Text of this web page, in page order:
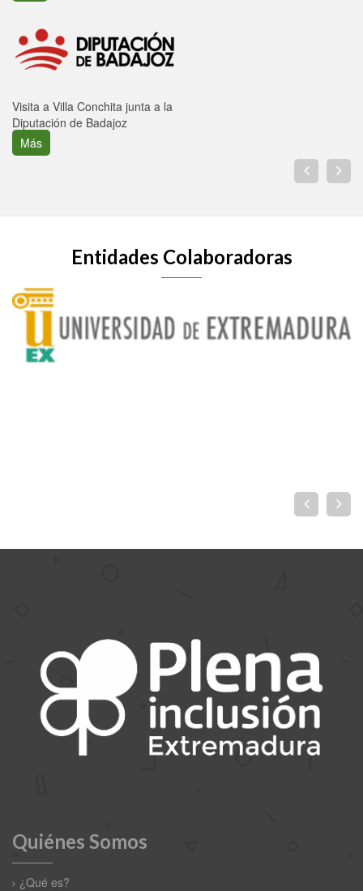
Visita a Villa Conchita junta a la
Diputación de Badajoz
Más
Entidades Colaboradoras
Quiénes Somos
¿Qué es?